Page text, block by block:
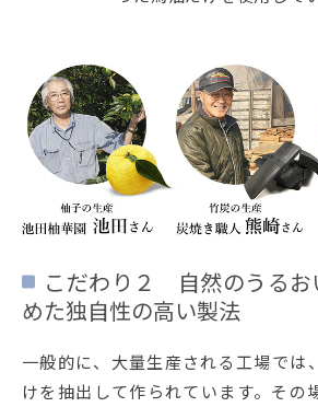
こだわり２ 自然のうるお
めた独自性の高い製法
一般的に、大量生産される工場では
けを抽出して作られています。その